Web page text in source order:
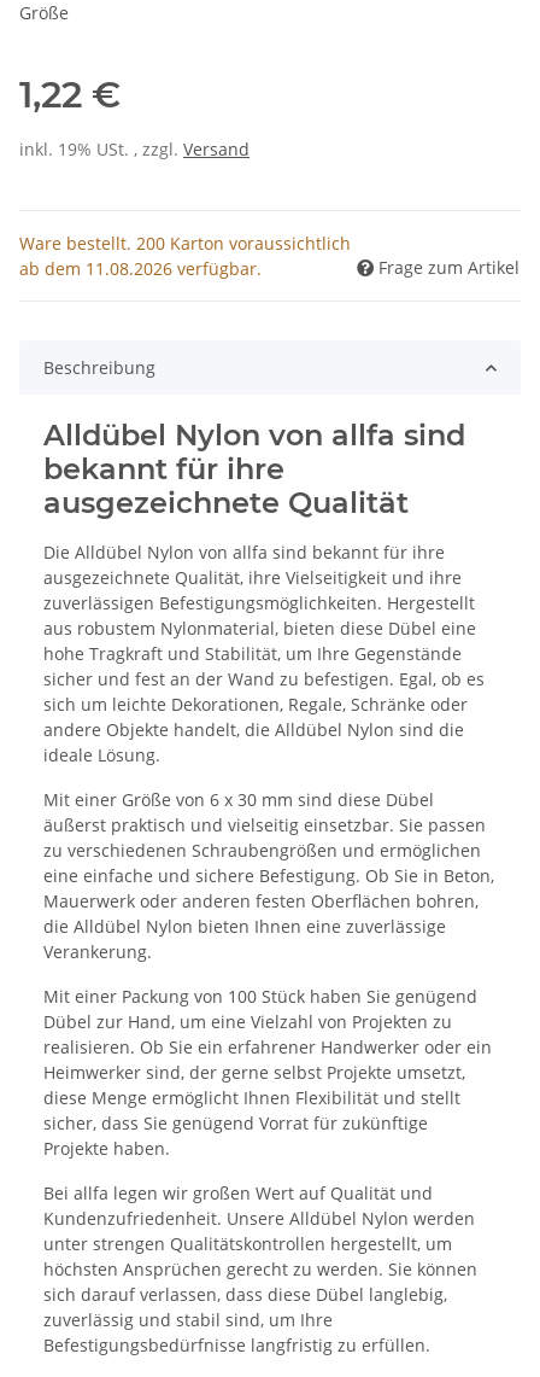
Größe
1,22 €
inkl. 19% USt. , zzgl. Versand
Ware bestellt. 200 Karton voraussichtlich
ab dem 11.08.2026 verfügbar.
Frage zum Artikel
Beschreibung
Alldübel Nylon von allfa sind
bekannt für ihre
ausgezeichnete Qualität
Die Alldübel Nylon von allfa sind bekannt für ihre
ausgezeichnete Qualität, ihre Vielseitigkeit und ihre
zuverlässigen Befestigungsmöglichkeiten. Hergestellt
aus robustem Nylonmaterial, bieten diese Dübel eine
hohe Tragkraft und Stabilität, um Ihre Gegenstände
sicher und fest an der Wand zu befestigen. Egal, ob es
sich um leichte Dekorationen, Regale, Schränke oder
andere Objekte handelt, die Alldübel Nylon sind die
ideale Lösung.
Mit einer Größe von 6 x 30 mm sind diese Dübel
äußerst praktisch und vielseitig einsetzbar. Sie passen
zu verschiedenen Schraubengrößen und ermöglichen
eine einfache und sichere Befestigung. Ob Sie in Beton,
Mauerwerk oder anderen festen Oberflächen bohren,
die Alldübel Nylon bieten Ihnen eine zuverlässige
Verankerung.
Mit einer Packung von 100 Stück haben Sie genügend
Dübel zur Hand, um eine Vielzahl von Projekten zu
realisieren. Ob Sie ein erfahrener Handwerker oder ein
Heimwerker sind, der gerne selbst Projekte umsetzt,
diese Menge ermöglicht Ihnen Flexibilität und stellt
sicher, dass Sie genügend Vorrat für zukünftige
Projekte haben.
Bei allfa legen wir großen Wert auf Qualität und
Kundenzufriedenheit. Unsere Alldübel Nylon werden
unter strengen Qualitätskontrollen hergestellt, um
höchsten Ansprüchen gerecht zu werden. Sie können
sich darauf verlassen, dass diese Dübel langlebig,
zuverlässig und stabil sind, um Ihre
Befestigungsbedürfnisse langfristig zu erfüllen.